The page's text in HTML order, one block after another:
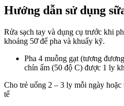
Hướng dẫn sử dụng
Rửa sạch tay và dụng cụ trước khi
khoảng 50̊ để pha và khuấy kỹ.
Pha 4 muỗng gạt (tương
chín ấm (50 độ C) được 1 ly
Cho trẻ uống 2 – 3 ly mỗi ngày
tế